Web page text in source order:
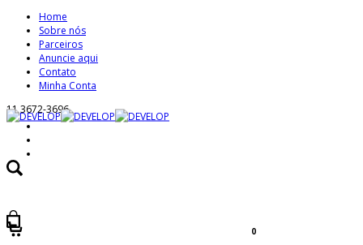
Home
Sobre nós
Parceiros
Anuncie aqui
Contato
Minha Conta
11 3672-3696
0